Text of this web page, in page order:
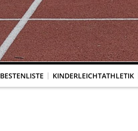
BESTENLISTE KINDERLEICHTATHLETIK